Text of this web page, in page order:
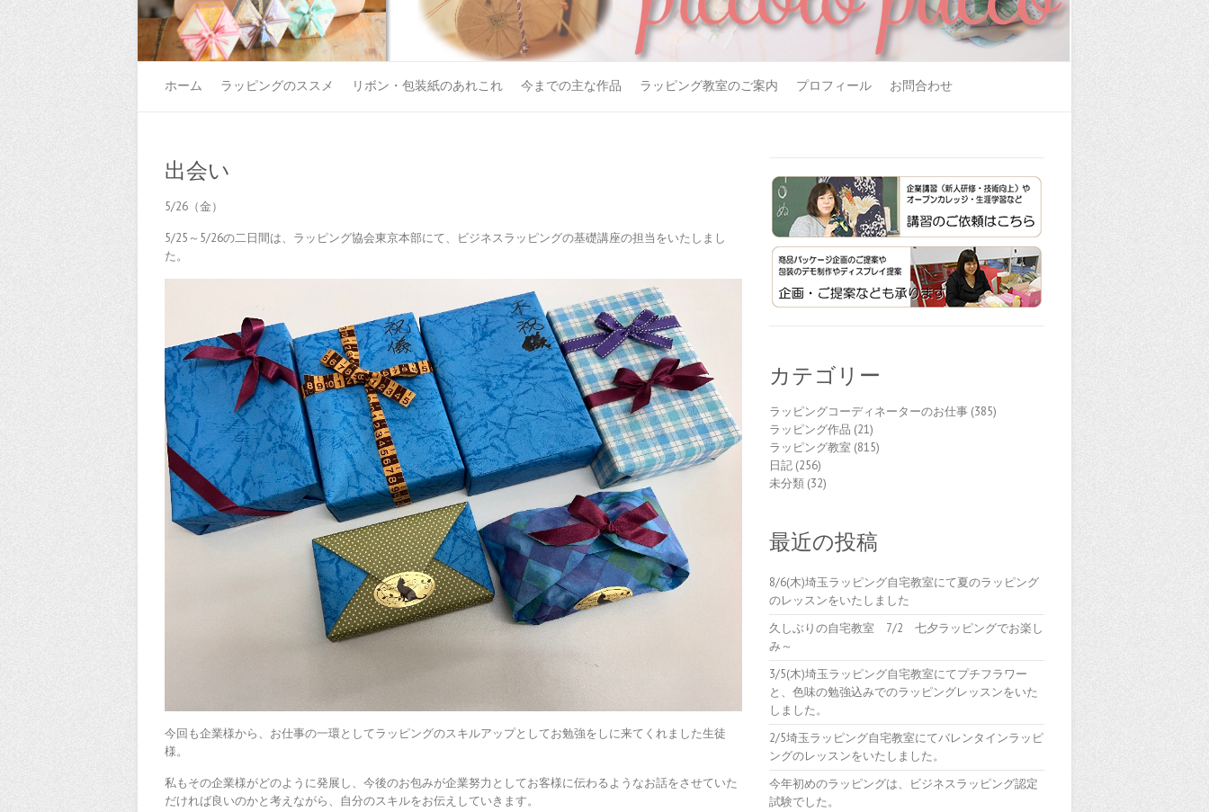
ホーム ラッピングのススメ リボン・包装紙のあれこれ 今までの主な作品 ラッピング教室のご案内 プロフィール お問合わせ
出会い
5/26（金）
5/25～5/26の二日間は、ラッピング協会東京本部にて、ビジネスラッピングの基礎講座の担当をいたしまし
た。
今回も企業様から、お仕事の一環としてラッピングのスキルアップとしてお勉強をしに来てくれました生徒
様。
私もその企業様がどのように発展し、今後のお包みが企業努力としてお客様に伝わるようなお話をさせていた
だければ良いのかと考えながら、自分のスキルをお伝えしていきます。
カテゴリー
ラッピングコーディネーターのお仕事(385)
ラッピング作品 (21)
ラッピング教室 (815)
日記(256)
未分類(32)
最近の投稿
8/6(木)埼玉ラッピング自宅教室にて夏のラッピング
のレッスンをいたしました
久しぶりの自宅教室 7/2 七夕ラッピングでお楽し
み～
3/5(木)埼玉ラッピング自宅教室にてプチフラワー
と、色味の勉強込みでのラッピングレッスンをいた
しました。
2/5埼玉ラッピング自宅教室にてバレンタインラッピ
ングのレッスンをいたしました。
今年初めのラッピングは、ビジネスラッピング認定
試験でした。